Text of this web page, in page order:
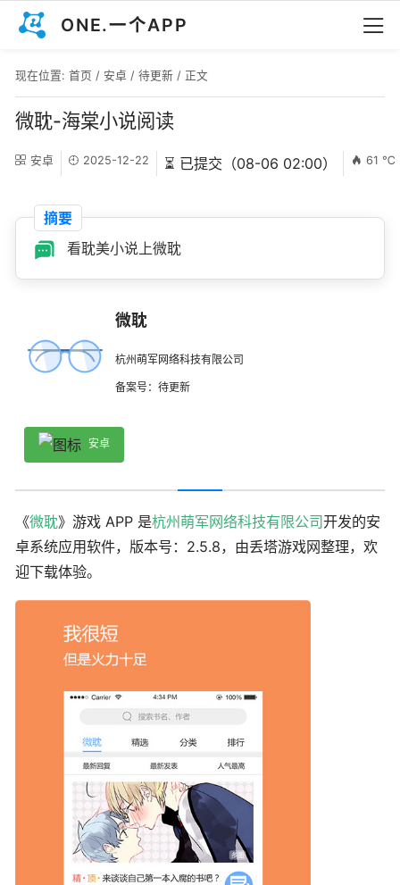
ONE.一个APP
现在位置: 首页 / 安卓 / 待更新 / 正文
微耽-海棠小说阅读
安卓 2025-12-22 ⏳ 已提交（08-06 02:00） 61 ℃
摘要
看耽美小说上微耽
微耽
杭州萌军网络科技有限公司
备案号：待更新
安卓
《微耽》游戏 APP 是杭州萌军网络科技有限公司开发的安
卓系统应用软件，版本号：2.5.8，由丢塔游戏网整理，欢
迎下载体验。